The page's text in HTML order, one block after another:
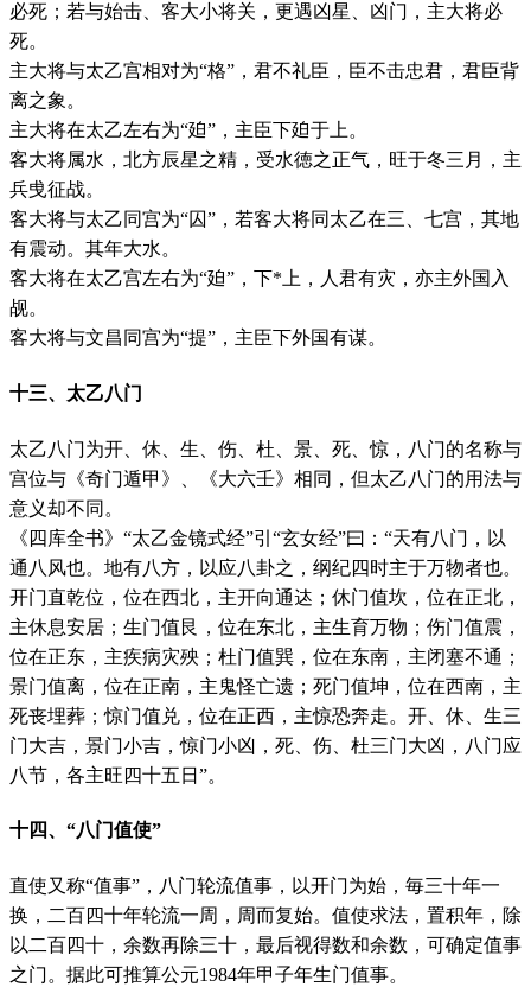
必死；若与始击、客大小将关，更遇凶星、凶门，主大将必
死。
主大将与太乙宫相对为“格”，君不礼臣，臣不击忠君，君臣背
离之象。
主大将在太乙左右为“廹”，主臣下廹于上。
客大将属水，北方辰星之精，受水徳之正气，旺于冬三月，主
兵曵征战。
客大将与太乙同宫为“囚”，若客大将同太乙在三、七宫，其地
有震动。其年大水。
客大将在太乙宫左右为“廹”，下*上，人君有灾，亦主外国入
觇。
客大将与文昌同宫为“提”，主臣下外国有谋。
十三、太乙八门
太乙八门为开、休、生、伤、杜、景、死、惊，八门的名称与
宫位与《奇门遁甲》、《大六壬》相同，但太乙八门的用法与
意义却不同。
《四库全书》“太乙金镜式经”引“玄女经”曰：“天有八门，以
通八风也。地有八方，以应八卦之，纲纪四时主于万物者也。
开门直乾位，位在西北，主开向通迏；休门值坎，位在正北，
主休息安居；生门值艮，位在东北，主生育万物；伤门值震，
位在正东，主疾病灾殃；杜门值巽，位在东南，主闭塞不通；
景门值离，位在正南，主鬼怪亡遗；死门值坤，位在西南，主
死丧埋葬；惊门值兑，位在正西，主惊恐奔走。开、休、生三
门大吉，景门小吉，惊门小凶，死、伤、杜三门大凶，八门应
八节，各主旺四十五日”。
十四、“八门值使”
直使又称“值事”，八门轮流值事，以开门为始，毎三十年一
换，二百四十年轮流一周，周而复始。值使求法，置积年，除
以二百四十，余数再除三十，最后视得数和余数，可确定值事
之门。据此可推算公元1984年甲子年生门值事。